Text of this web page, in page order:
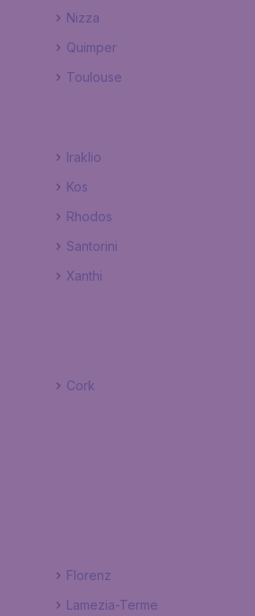
Nizza
Quimper
Toulouse
Iraklio
Kos
Rhodos
Santorini
Xanthi
Cork
Florenz
Lamezia-Terme